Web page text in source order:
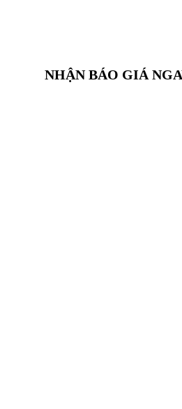
NHẬN BÁO GIÁ